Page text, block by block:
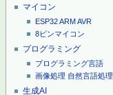
マイコン
ESP32ARMAVR
8ピンマイコン
プログラミング
プログラミング言語
画像処理 自然言語処理
生成AI